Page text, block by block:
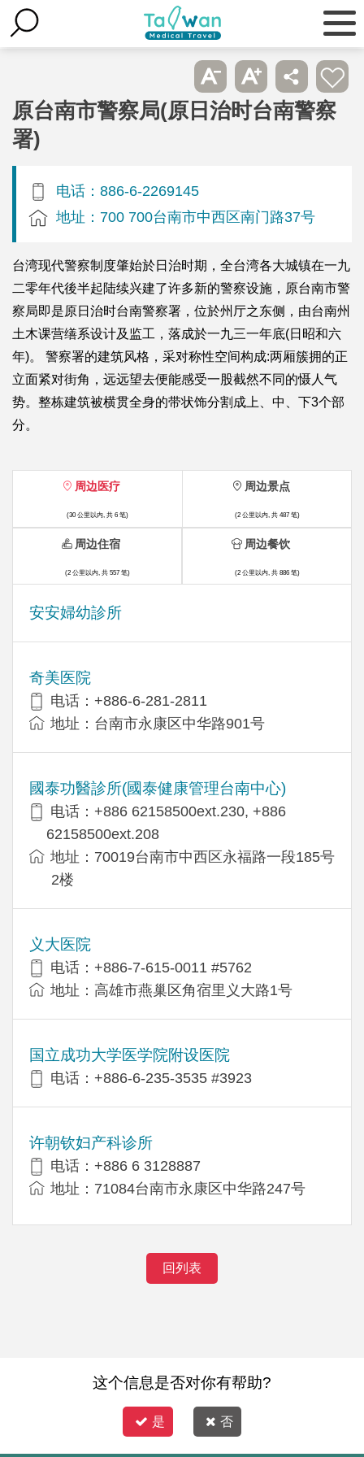
原台南市警察局(原日治时台南警察
署)
电话：886-6-2269145
地址：700 700台南市中西区南门路37号
台湾现代警察制度肇始於日治时期，全台湾各大城镇在一九
二零年代後半起陆续兴建了许多新的警察设施，原台南市警
察局即是原日治时台南警察署，位於州厅之东侧，由台南州
土木课营缮系设计及监工，落成於一九三一年底(日昭和六
年)。 警察署的建筑风格，采对称性空间构成:两厢簇拥的正
立面紧对街角，远远望去便能感受一股截然不同的慑人气
势。整栋建筑被横贯全身的带状饰分割成上、中、下3个部
分。
周边医疗
(30 公里以内, 共 6 笔)
安安婦幼診所
奇美医院
电话：+886-6-281-2811
地址：台南市永康区中华路901号
國泰功醫診所(國泰健康管理台南中心)
电话：+886 62158500ext.230, +886
62158500ext.208
地址：70019台南市中西区永福路一段185号
2楼
义大医院
电话：+886-7-615-0011 #5762
地址：高雄市燕巢区角宿里义大路1号
国立成功大学医学院附设医院
电话：+886-6-235-3535 #3923
许朝钦妇产科诊所
电话：+886 6 3128887
地址：71084台南市永康区中华路247号
周边景点
(2 公里以内, 共 487 笔)
周边住宿
(2 公里以内, 共 557 笔)
周边餐饮
(2 公里以内, 共 886 笔)
回列表
这个信息是否对你有帮助?
是 否